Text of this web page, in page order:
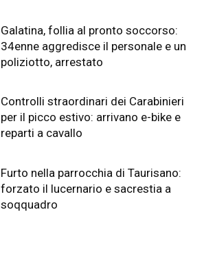
Galatina, follia al pronto soccorso:
34enne aggredisce il personale e un
poliziotto, arrestato
Controlli straordinari dei Carabinieri
per il picco estivo: arrivano e-bike e
reparti a cavallo
Furto nella parrocchia di Taurisano:
forzato il lucernario e sacrestia a
soqquadro